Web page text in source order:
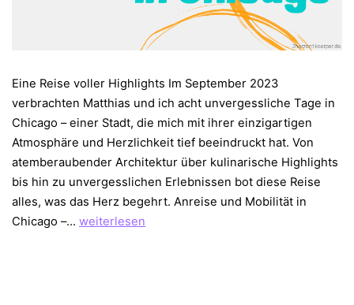
Eine Reise voller Highlights Im September 2023
verbrachten Matthias und ich acht unvergessliche Tage in
Chicago – einer Stadt, die mich mit ihrer einzigartigen
Atmosphäre und Herzlichkeit tief beeindruckt hat. Von
atemberaubender Architektur über kulinarische Highlights
bis hin zu unvergesslichen Erlebnissen bot diese Reise
alles, was das Herz begehrt. Anreise und Mobilität in
Chicago –… Unvergessliche
weiterlesen